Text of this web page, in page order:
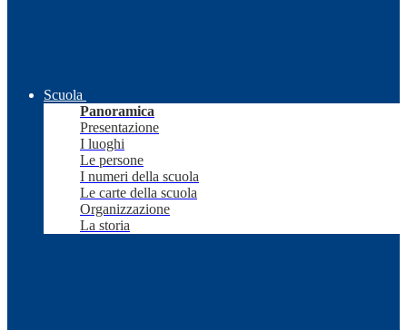
Scuola
Panoramica
Presentazione
I luoghi
Le persone
I numeri della scuola
Le carte della scuola
Organizzazione
La storia